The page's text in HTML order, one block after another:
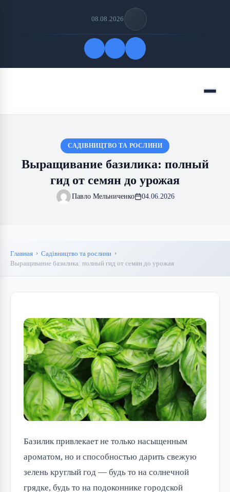
08.08.2026
Меню
САДІВНИЦТВО ТА РОСЛИНИ
Выращивание базилика: полный
гид от семян до урожая
Павло Мельниченко 04.06.2026
Главная
Садівництво та рослини
Выращивание базилика: полный гид от семян до урожая
Базилик привлекает не только насыщенным
ароматом, но и способностью дарить свежую
зелень круглый год — будь то на солнечной
грядке, будь то на подоконнике городской